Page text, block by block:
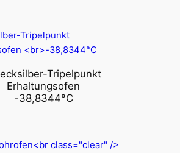
Tripelpunkt
Erhaltungsofen
-38,8344°C